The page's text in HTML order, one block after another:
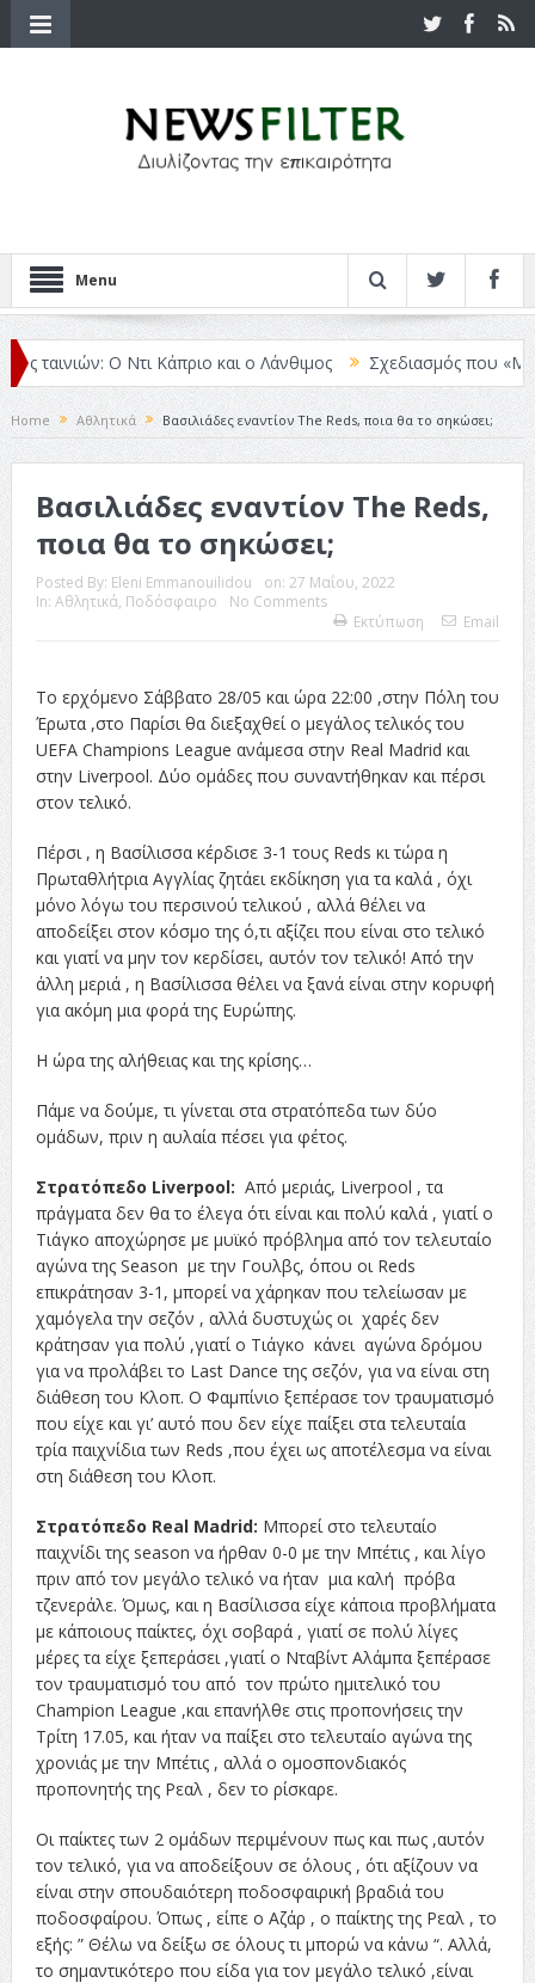
Menu
ταινιών: Ο Ντι Κάπριο και ο Λάνθιμος Σχεδιασμός που «Μιλάει»
Home Αθλητικά Βασιλιάδες εναντίον The Reds, ποια θα το σηκώσει;
Βασιλιάδες εναντίον The Reds,
ποια θα το σηκώσει;
Posted By: Eleni Emmanouilidou on: 27 Μαΐου, 2022
In: Αθλητικά, Ποδόσφαιρο
No Comments
Εκτύπωση
Email
Το ερχόμενο Σάββατο 28/05 και ώρα 22:00 ,στην Πόλη του
Έρωτα ,στο Παρίσι θα διεξαχθεί ο μεγάλος τελικός του
UEFA Champions League ανάμεσα στην Real Madrid και
στην Liverpool. Δύο ομάδες που συναντήθηκαν και πέρσι
στον τελικό.
Πέρσι , η Βασίλισσα κέρδισε 3-1 τους Reds κι τώρα η
Πρωταθλήτρια Αγγλίας ζητάει εκδίκηση για τα καλά , όχι
μόνο λόγω του περσινού τελικού , αλλά θέλει να
αποδείξει στον κόσμο της ό,τι αξίζει που είναι στο τελικό
και γιατί να μην τον κερδίσει, αυτόν τον τελικό! Από την
άλλη μεριά , η Βασίλισσα θέλει να ξανά είναι στην κορυφή
για ακόμη μια φορά της Ευρώπης.
Η ώρα της αλήθειας και της κρίσης…
Πάμε να δούμε, τι γίνεται στα στρατόπεδα των δύο
ομάδων, πριν η αυλαία πέσει για φέτος.
Στρατόπεδο Liverpool: Από μεριάς, Liverpool , τα
πράγματα δεν θα το έλεγα ότι είναι και πολύ καλά , γιατί ο
Τιάγκο αποχώρησε με μυϊκό πρόβλημα από τον τελευταίο
αγώνα της Season με την Γουλβς, όπου οι Reds
επικράτησαν 3-1, μπορεί να χάρηκαν που τελείωσαν με
χαμόγελα την σεζόν , αλλά δυστυχώς οι χαρές δεν
κράτησαν για πολύ ,γιατί ο Τιάγκο κάνει αγώνα δρόμου
για να προλάβει το Last Dance της σεζόν, για να είναι στη
διάθεση του Κλοπ. Ο Φαμπίνιο ξεπέρασε τον τραυματισμό
που είχε και γι’ αυτό που δεν είχε παίξει στα τελευταία
τρία παιχνίδια των Reds ,που έχει ως αποτέλεσμα να είναι
στη διάθεση του Κλοπ.
Στρατόπεδο Real Madrid: Μπορεί στο τελευταίο
παιχνίδι της season να ήρθαν 0-0 με την Μπέτις , και λίγο
πριν από τον μεγάλο τελικό να ήταν μια καλή πρόβα
τζενεράλε. Όμως, και η Βασίλισσα είχε κάποια προβλήματα
με κάποιους παίκτες, όχι σοβαρά , γιατί σε πολύ λίγες
μέρες τα είχε ξεπεράσει ,γιατί ο Νταβίντ Αλάμπα ξεπέρασε
τον τραυματισμό του από τον πρώτο ημιτελικό του
Champion League ,και επανήλθε στις προπονήσεις την
Τρίτη 17.05, και ήταν να παίξει στο τελευταίο αγώνα της
χρονιάς με την Μπέτις , αλλά ο ομοσπονδιακός
προπονητής της Ρεαλ , δεν το ρίσκαρε.
Οι παίκτες των 2 ομάδων περιμένουν πως και πως ,αυτόν
τον τελικό, για να αποδείξουν σε όλους , ότι αξίζουν να
είναι στην σπουδαιότερη ποδοσφαιρική βραδιά του
ποδοσφαίρου. Όπως , είπε ο Αζάρ , ο παίκτης της Ρεαλ , το
εξής: ” Θέλω να δείξω σε όλους τι μπορώ να κάνω “. Αλλά,
το σημαντικότερο που είδα για τον μεγάλο τελικό ,είναι